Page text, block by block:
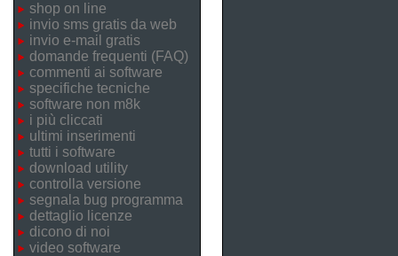
shop on line
invio sms gratis da web
invio e-mail gratis
domande frequenti (FAQ)
commenti ai software
specifiche tecniche
software non m8k
i più cliccati
ultimi inserimenti
tutti i software
download utility
controlla versione
segnala bug programma
dettaglio licenze
dicono di noi
video software